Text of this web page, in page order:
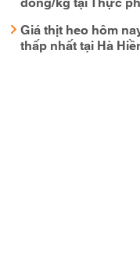
Giá thịt heo hôm
thấp nhất tại Hà